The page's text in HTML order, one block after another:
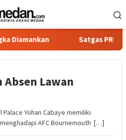
Satgas PRR Pacu
Absen Lawan
Palace Yohan Cabaye memiliki
AFC Bournemouth […]